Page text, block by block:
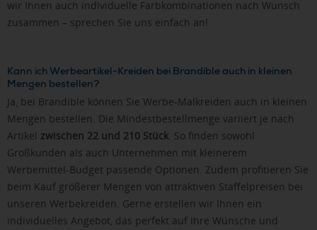
wir Ihnen auch individuelle Farbkombinationen nach Wunsch
zusammen – sprechen Sie uns einfach an!
Kann ich Werbeartikel-Kreiden bei Brandible auch in kleinen
Mengen bestellen?
Ja, bei Brandible können Sie Werbe-Malkreiden auch in kleinen
Mengen bestellen. Die Mindestbestellmenge variiert je nach
Artikel zwischen 22 und 210 Stück. So finden sowohl
Großkunden als auch Unternehmen mit kleinerem
Werbemittel-Budget passende Optionen. Zudem profitieren Sie
beim Kauf größerer Mengen von attraktiven Staffelpreisen bei
unseren Werbekreiden. Gerne erstellen wir Ihnen ein
individuelles Angebot, das perfekt auf Ihre Wünsche und